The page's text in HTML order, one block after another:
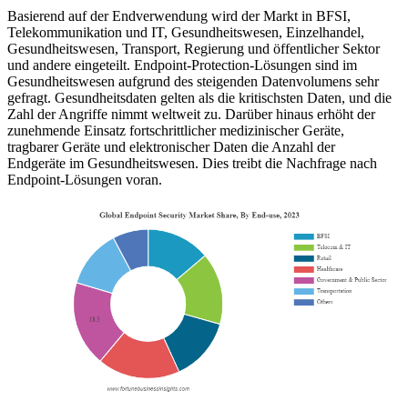
Basierend auf der Endverwendung wird der Markt in BFSI,
Telekommunikation und IT, Gesundheitswesen, Einzelhandel,
Gesundheitswesen, Transport, Regierung und öffentlicher Sektor
und andere eingeteilt. Endpoint-Protection-Lösungen sind im
Gesundheitswesen aufgrund des steigenden Datenvolumens sehr
gefragt. Gesundheitsdaten gelten als die kritischsten Daten, und die
Zahl der Angriffe nimmt weltweit zu. Darüber hinaus erhöht der
zunehmende Einsatz fortschrittlicher medizinischer Geräte,
tragbarer Geräte und elektronischer Daten die Anzahl der
Endgeräte im Gesundheitswesen. Dies treibt die Nachfrage nach
Endpoint-Lösungen voran.